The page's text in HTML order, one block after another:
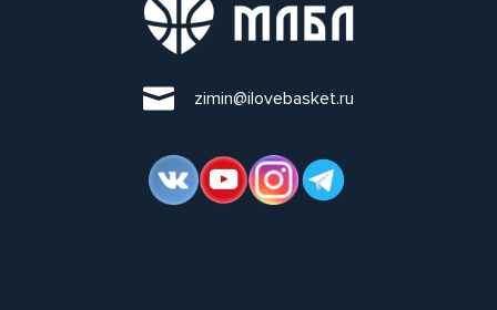
zimin@ilovebasket.ru